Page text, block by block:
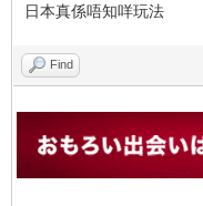
日本真係唔知咩玩法
Find